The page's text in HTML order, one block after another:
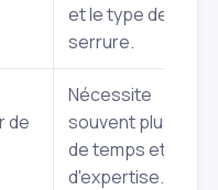
et le type de
serrure.
de
Nécessite
souvent plus
de temps et
d'expertise.